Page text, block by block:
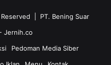
| PT. Bening Suar
- Jernih.co
Pedoman Media Siber